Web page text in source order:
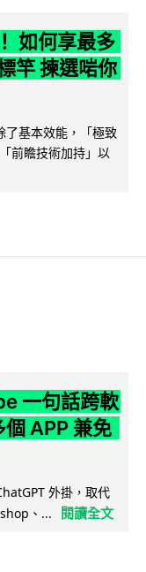
如何享最多
竿 揀選啱你
了基本效能，「極致
前瞻技術加持」以
一句話跨軟
APP 兼免
外掛，取代
、...
閱讀全文